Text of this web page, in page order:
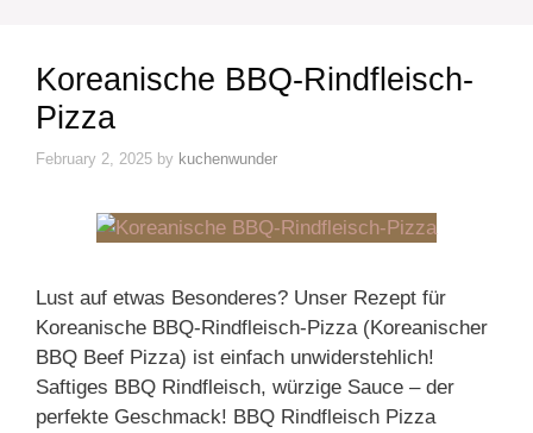
Koreanische BBQ-Rindfleisch-
Pizza
February 2, 2025 by kuchenwunder
Lust auf etwas Besonderes? Unser Rezept für
Koreanische BBQ-Rindfleisch-Pizza (Koreanischer
BBQ Beef Pizza) ist einfach unwiderstehlich!
Saftiges BBQ Rindfleisch, würzige Sauce – der
perfekte Geschmack! BBQ Rindfleisch Pizza